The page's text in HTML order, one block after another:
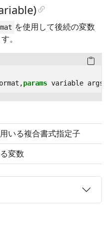
を使用して後続の変数
。
,params variable args
いる複合書式指定子
変数